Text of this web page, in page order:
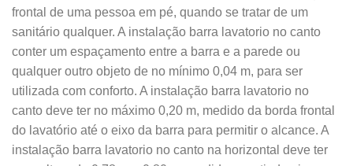
frontal de uma pessoa em pé, quando se tratar de um
sanitário qualquer. A instalação barra lavatorio no canto
conter um espaçamento entre a barra e a parede ou
qualquer outro objeto de no mínimo 0,04 m, para ser
utilizada com conforto. A instalação barra lavatorio no
canto deve ter no máximo 0,20 m, medido da borda frontal
do lavatório até o eixo da barra para permitir o alcance. A
instalação barra lavatorio no canto na horizontal deve ter